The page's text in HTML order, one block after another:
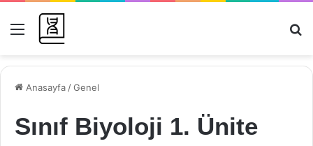
Menü
Anasayfa /Genel
Sınıf Biyoloji 1. Ünite